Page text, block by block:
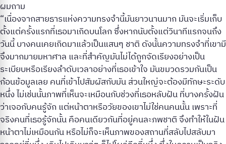
ผมถาม
“เนื่องจากสายธารแห่งความทรงจำนี้มันยาวนานมาก มันจะเริ่มเก็บ
ตั้งแต่ครั้งแรกที่เธอมาเกิดบนโลก ซึ่งหากนับตั้งแต่วินาทีแรกจนถึง
วันนี้ บางคนเคยเกิดมาแล้วเป็นแสนๆ ชาติ ดังนั้นความทรงจำที่เขามี
จึงมากมายมหาศาล และที่สำคัญมันไม่ได้ถูกจัดเรียงอย่างเป็น
ระเบียบหรือเรียงลำดับเวลาอย่างที่เธอเข้าใจ มันขมวดรวมกันเป็น
ก้อนข้อมูลเลย คนที่เข้าไปสัมผัสกับมัน ส่วนใหญ่จะต้องมีทักษะระดับ
หนึ่ง ไม่เช่นนั้นภาพที่เห็นจะเหมือนกับช่วงที่เธอหลับฝัน ที่บางครั้งฝัน
ว่าเจอกับคนรู้จัก แต่หน้าตาหรือวัยของเขาไม่ใช่คนคนนั้น เพราะที่
จริงคนที่เธอรู้จักนั้น คือคนเดียวกันที่อยู่คนละภพชาติ จึงทำให้ในฝัน
หน้าตาไม่เหมือนกัน หรือไม่ก็จะเห็นภาพของสถานที่สลับไปสลับมา